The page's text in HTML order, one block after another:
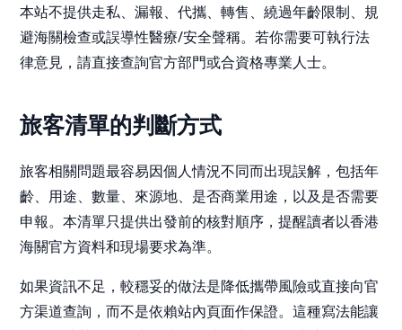
本站不提供走私、漏報、代攜、轉售、繞過年齡限制、規
避海關檢查或誤導性醫療/安全聲稱。若你需要可執行法
律意見，請直接查詢官方部門或合資格專業人士。
旅客清單的判斷方式
旅客相關問題最容易因個人情況不同而出現誤解，包括年
齡、用途、數量、來源地、是否商業用途，以及是否需要
申報。本清單只提供出發前的核對順序，提醒讀者以香港
海關官方資料和現場要求為準。
如果資訊不足，較穩妥的做法是降低攜帶風險或直接向官
方渠道查詢，而不是依賴站內頁面作保證。這種寫法能讓